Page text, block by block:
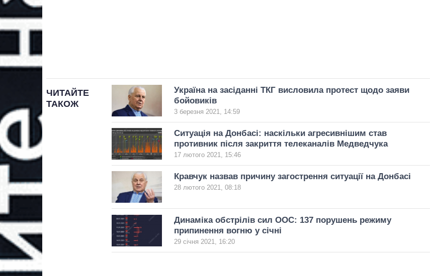
ЧИТАЙТЕ
ТАКОЖ
Україна на засіданні ТКГ висловила протест щодо заяви
бойовиків
3 березня 2021, 14:59
Ситуація на Донбасі: наскільки агресивнішим став
противник після закриття телеканалів Медведчука
17 лютого 2021, 15:46
Кравчук назвав причину загострення ситуації на Донбасі
28 лютого 2021, 08:18
Динаміка обстрілів сил ООС: 137 порушень режиму
припинення вогню у січні
29 січня 2021, 16:20